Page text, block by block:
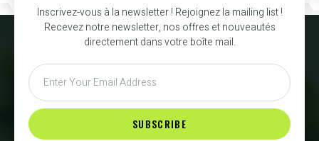
Inscrivez-vous à la newsletter ! Rejoignez la mailing list !
Recevez notre newsletter, nos offres et nouveautés
directement dans votre boîte mail.
SUBSCRIBE